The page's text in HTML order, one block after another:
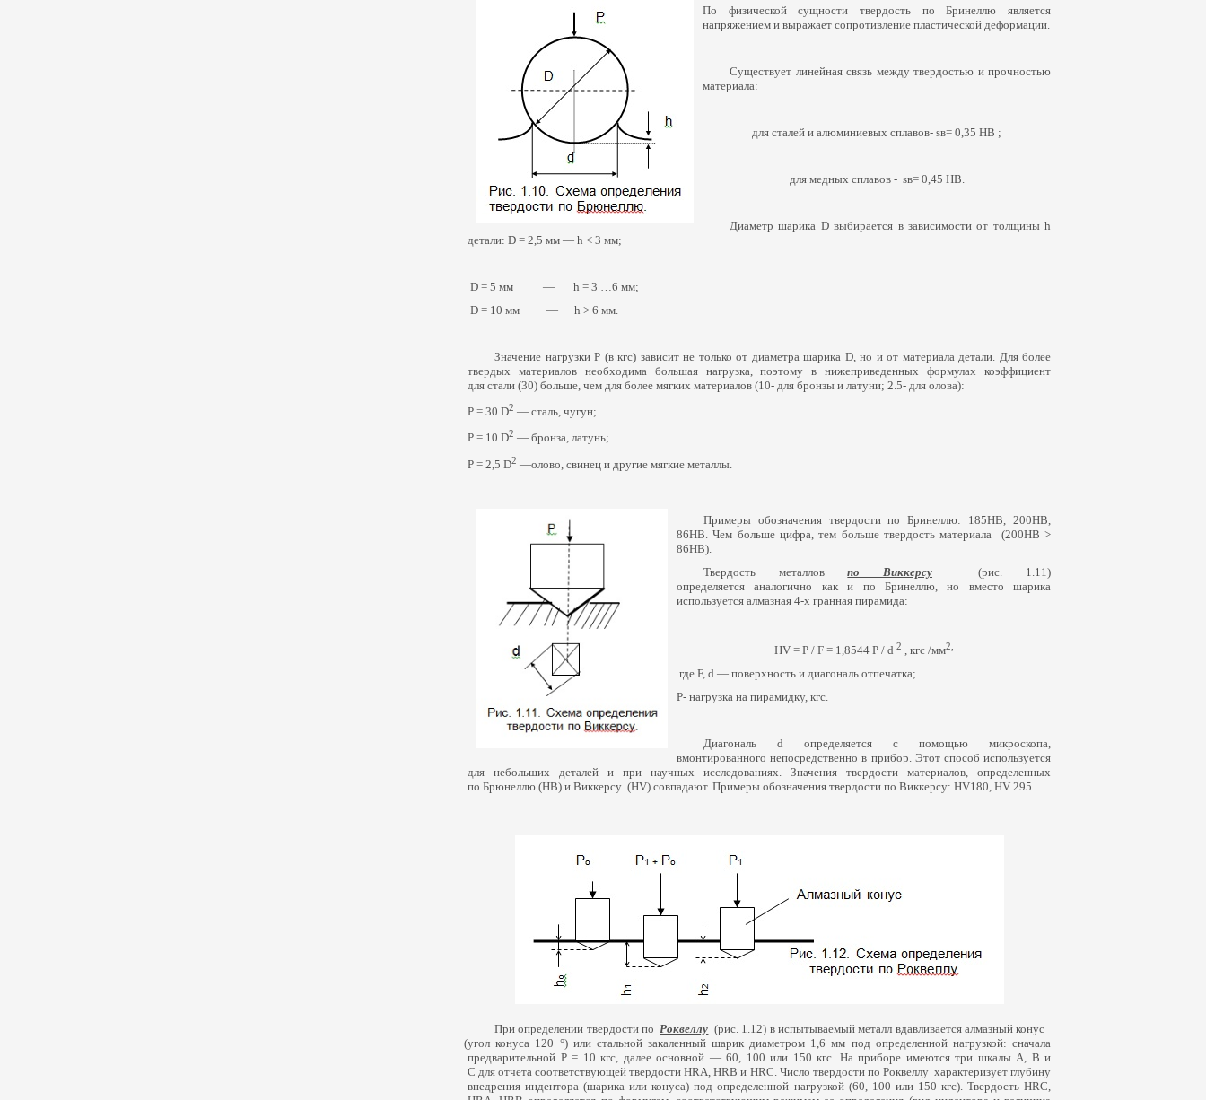
По физической сущности твердость по Бринеллю является
напряжением и выражает сопротивление пластической деформации.
Существует линейная связь между твердостью и прочностью
материала:
для сталей и алюминиевых сплавов- sв= 0,35 НВ ;
для медных сплавов - sв= 0,45 НВ.
Диаметр шарика D выбирается в зависимости от толщины h
детали: D = 2,5 мм — h < 3 мм;
D = 5 мм — h = 3 …6 мм;
D = 10 мм — h > 6 мм.
Значение нагрузки P (в кгс) зависит не только от диаметра шарика D, но и от материала детали. Для более
твердых материалов необходима большая нагрузка, поэтому в нижеприведенных формулах коэффициент
для стали (30) больше, чем для более мягких материалов (10- для бронзы и латуни; 2.5- для олова):
P = 30 D2 — сталь, чугун;
P = 10 D2 — бронза, латунь;
P = 2,5 D2 —олово, свинец и другие мягкие металлы.
Примеры обозначения твердости по Бринеллю: 185НВ, 200НВ,
86НВ. Чем больше цифра, тем больше твердость материала
(200НВ >
86НВ).
Твердость металловпо Виккерсу (рис. 1.11)
определяется аналогично как и по Бринеллю, но вместо шарика
используется алмазная 4-х гранная пирамида:
HV = P / F = 1,8544 P / d 2 , кгс /мм2,
где F, d — поверхность и диагональ отпечатка;
Р- нагрузка на пирамидку, кгс.
Диагональ d определяется с помощью микроскопа,
вмонтированного непосредственно в прибор. Этот способ используется
для небольших деталей и при научных исследованиях. Значения твердости материалов, определенных
по Брюнеллю (НВ) и Виккерсу (HV) совпадают. Примеры обозначения твердости по Виккерсу: HV180, HV 295.
При определении твердости по Роквеллу (рис. 1.12) в испытываемый металл вдавливается алмазный конус
(угол конуса 120 °) или стальной закаленный шарик диаметром 1,6 мм под определенной нагрузкой: сначала
предварительной Р = 10 кгс, далее основной — 60, 100 или 150 кгс. На приборе имеются три шкалы А, В и
С для отчета соответствующей твердости HRА, HRВ и HRC. Число твердости по Роквеллу характеризует глубину
внедрения индентора (шарика или конуса) под определенной нагрузкой (60 , 100 или 150 кгс). Твердость HRC,